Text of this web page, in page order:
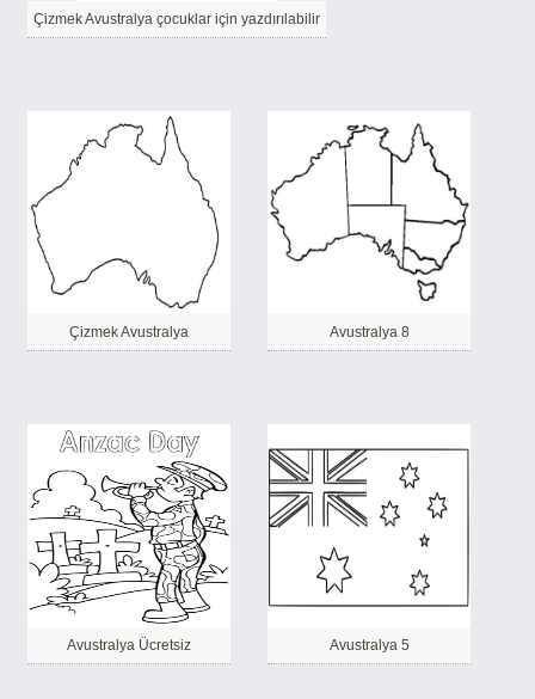
Çizmek Avustralya çocuklar için yazdırılabilir
Çizmek Avustralya Avustralya 8
Avustralya Ücretsiz Avustralya 5